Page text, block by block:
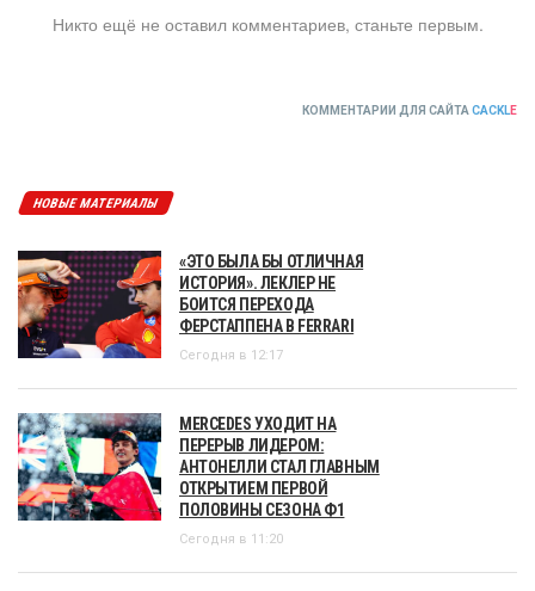
Никто ещё не оставил комментариев, станьте первым.
КОММЕНТАРИИ ДЛЯ САЙТА CACKLE
НОВЫЕ МАТЕРИАЛЫ
«ЭТО БЫЛА БЫ ОТЛИЧНАЯ
ИСТОРИЯ». ЛЕКЛЕР НЕ
БОИТСЯ ПЕРЕХОДА
ФЕРСТАППЕНА В FERRARI
Сегодня в 12:17
MERCEDES УХОДИТ НА
ПЕРЕРЫВ ЛИДЕРОМ:
АНТОНЕЛЛИ СТАЛ ГЛАВНЫМ
ОТКРЫТИЕМ ПЕРВОЙ
ПОЛОВИНЫ СЕЗОНА Ф1
Сегодня в 11:20